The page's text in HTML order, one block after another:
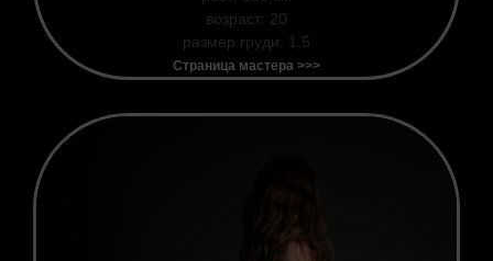
возраст: 20
размер груди: 1,5
Страница мастера >>>